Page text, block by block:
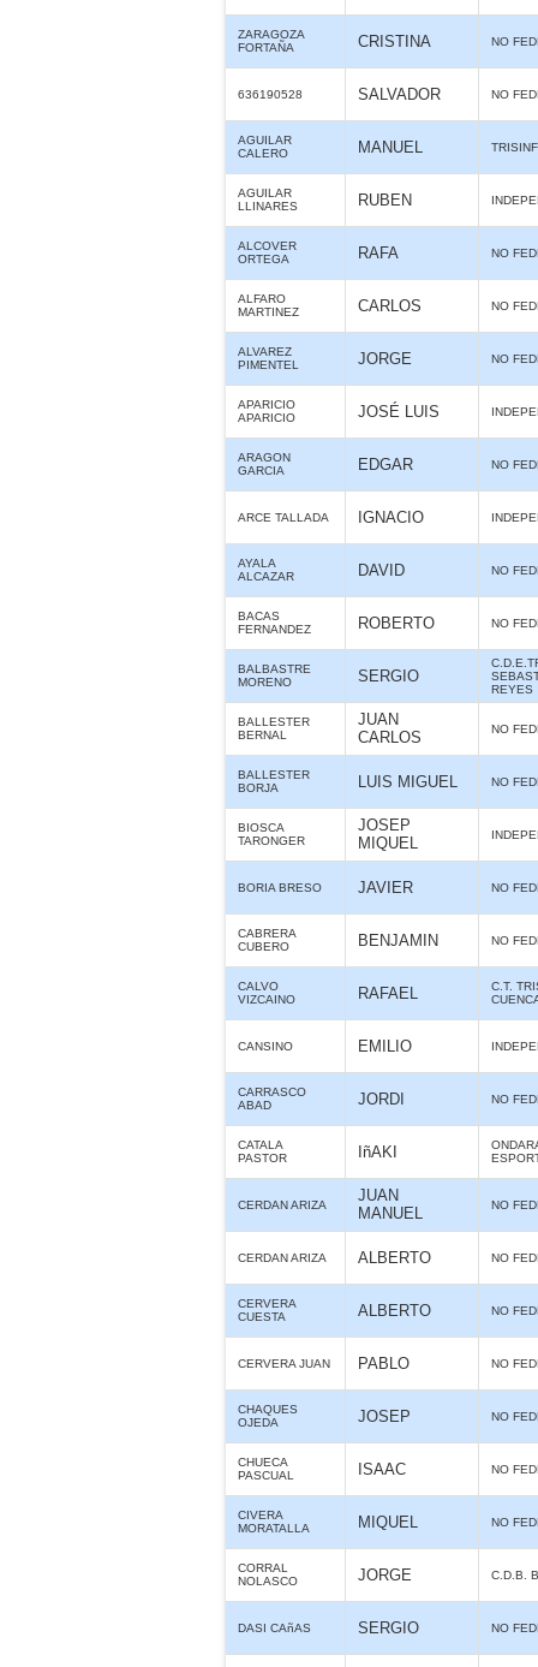
ZARAGOZA
FORTAÑA
CRISTINA NO
636190528 SALVADOR NO
AGUILAR
CALERO
MANUEL
AGUILAR
LLINARES
RUBEN
ALCOVER
ORTEGA
RAFA NO
ALFARO
MARTINEZ
CARLOS NO
ALVAREZ
PIMENTEL
JORGE NO
APARICIO
APARICIO
JOSÉ LUIS
ARAGON
GARCIA
EDGAR NO
ARCE TALLADA IGNACIO
AYALA
ALCAZAR
DAVID NO
BACAS
FERNANDEZ
ROBERTO NO
BALBASTRE
MORENO
SERGIO
REYES
BALLESTER
BERNAL
JUAN
CARLOS
NO
BALLESTER
BORJA
LUIS MIGUEL NO
BIOSCA
TARONGER
JOSEP
MIQUEL
BORIA BRESO JAVIER NO
CABRERA
CUBERO
BENJAMIN NO
CALVO
VIZCAINO
RAFAEL
C.T.
CANSINO EMILIO
CARRASCO
ABAD
JORDI NO
CATALA
PASTOR
IñAKI
CERDAN ARIZA
JUAN
MANUEL
NO
CERDAN ARIZA ALBERTO NO
CERVERA
CUESTA
ALBERTO NO
CERVERA JUAN PABLO NO
CHAQUES
OJEDA
JOSEP NO
CHUECA
PASCUAL
ISAAC NO
CIVERA
MORATALLA
MIQUEL NO
CORRAL
NOLASCO
JORGE C.D.B.
DASI CAñAS SERGIO NO